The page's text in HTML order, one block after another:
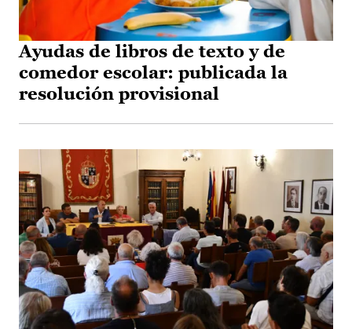
Ayudas de libros de texto y de
comedor escolar: publicada la
resolución provisional